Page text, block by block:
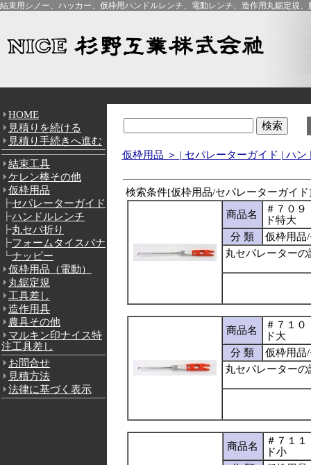
結束用シノー、ハッカー、仮枠用ハンドルレンチ、電動レンチ、造作用丸鋸定規
HOME
見積りを続ける
見積り手続きへ進む
結束工具
ケレン棒その他
仮枠用品
┣セパレーターガイド
┣ハンドルレンチ
┣丸セパ折り
┣フォームタイスパナ
┗ナッピー
仮枠用品（電動）
丸鋸定規
工具差し
造作用具
農具その他
マルキン印ナイス特
注工具差し
お問合せ
見積方法
法律に基づく表示
仮枠用品 ＞ | セパレーターガイド | ハン
検索条件[仮枠用品/セパレーターガイ
商品名
＃７０
ド特大
分 類
仮枠用品
丸セパレーターの
商品名
＃７１
ド大
分 類
仮枠用品
丸セパレーターの
商品名
＃７１
ド小